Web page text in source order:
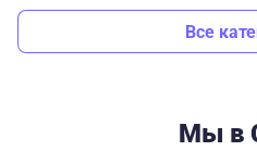
Все
Мы в